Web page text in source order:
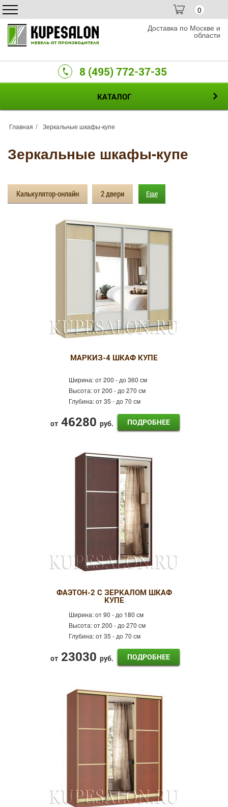
0
Доставка по Москве и
области
8 (495) 772-37-35
КАТАЛОГ
Главная Зеркальные шкафы-купе
Зеркальные шкафы-купе
Калькулятор-онлайн 2 двери
4 двери
Классические
Зеркальные в прихожую
Эконом
Еще
МАРКИЗ-4 ШКАФ КУПЕ
Ширина:от 200 - до 360 см
Высота:от 200 - до 270 см
Глубина:от 35 - до 70 см
от 46280 руб. ПОДРОБНЕЕ
ФАЭТОН-2 С ЗЕРКАЛОМ ШКАФ
КУПЕ
Ширина:от 90 - до 180 см
Высота:от 200 - до 270 см
Глубина:от 35 - до 70 см
от 23030 руб. ПОДРОБНЕЕ